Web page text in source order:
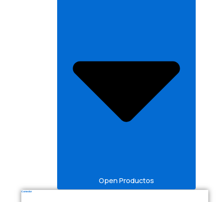
Open Productos
Comedor